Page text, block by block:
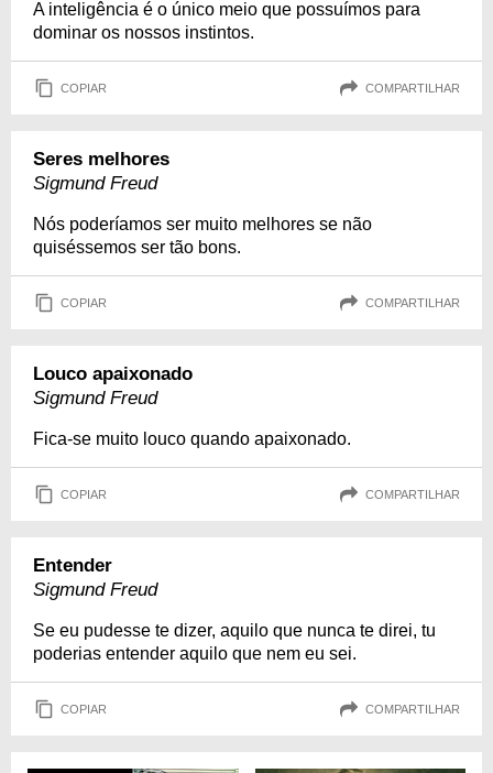
A inteligência é o único meio que possuímos para
dominar os nossos instintos.
COPIAR COMPARTILHAR
Seres melhores
Sigmund Freud
Nós poderíamos ser muito melhores se não
quiséssemos ser tão bons.
COPIAR COMPARTILHAR
Louco apaixonado
Sigmund Freud
Fica-se muito louco quando apaixonado.
COPIAR COMPARTILHAR
Entender
Sigmund Freud
Se eu pudesse te dizer, aquilo que nunca te direi, tu
poderias entender aquilo que nem eu sei.
COPIAR COMPARTILHAR